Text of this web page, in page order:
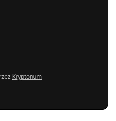
Kryptonum